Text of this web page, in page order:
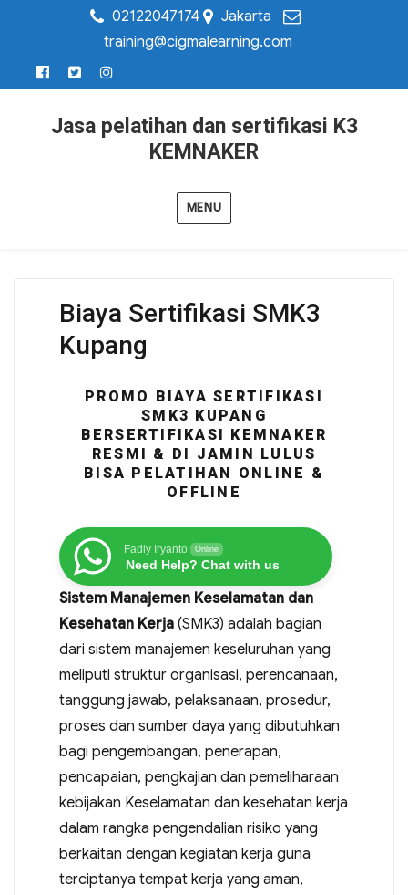
02122047174
Jakarta
training@cigmalearning.com
Jasa pelatihan dan sertifikasi K3
KEMNAKER
MENU
Biaya Sertifikasi SMK3
Kupang
PROMO BIAYA SERTIFIKASI
SMK3 KUPANG
BERSERTIFIKASI KEMNAKER
RESMI & DI JAMIN LULUS
BISA PELATIHAN ONLINE &
OFFLINE
Fadly Iryanto Online
Need Help? Chat with us
Sistem Manajemen Keselamatan dan
Kesehatan Kerja(SMK3) adalah bagian
dari sistem manajemen keseluruhan yang
meliputi struktur organisasi, perencanaan,
tanggung jawab, pelaksanaan, prosedur,
proses dan sumber daya yang dibutuhkan
bagi pengembangan, penerapan,
pencapaian, pengkajian dan pemeliharaan
kebijakan Keselamatan dan kesehatan kerja
dalam rangka pengendalian risiko yang
berkaitan dengan kegiatan kerja guna
terciptanya tempat kerja yang aman,